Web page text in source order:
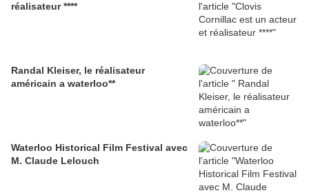
réalisateur ****
Randal Kleiser, le réalisateur
américain a waterloo**
Waterloo Historical Film Festival avec
M. Claude Lelouch